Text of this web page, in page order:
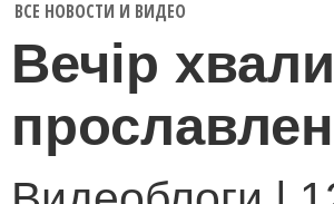
ВСЕ НОВОСТИ И ВИДЕО
Вечір